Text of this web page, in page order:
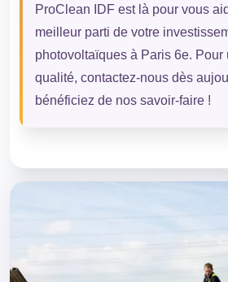
ProClean IDF est là pour vous
meilleur parti de votre
photovoltaïques à Paris 6e. Pour
qualité, contactez-nous dès
bénéficiez de nos savoir-faire !